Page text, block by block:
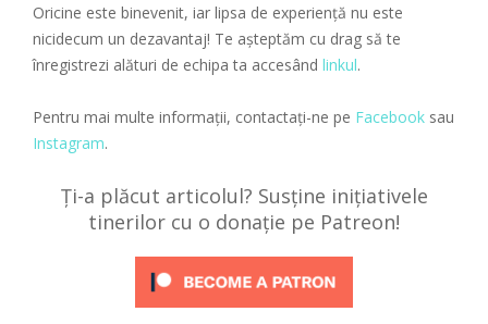
Oricine este binevenit, iar lipsa de experiență nu este
nicidecum un dezavantaj! Te așteptăm cu drag să te
înregistrezi alături de echipa ta accesând linkul.
Pentru mai multe informații, contactați-ne pe Facebook sau
Instagram.
Ți-a plăcut articolul? Susține inițiativele
tinerilor cu o donație pe Patreon!